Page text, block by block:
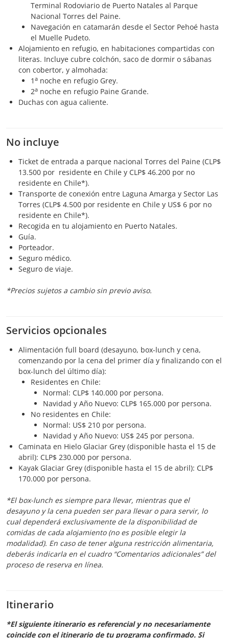
Terminal Rodoviario de Puerto Natales al Parque
Nacional Torres del Paine.
Navegación en catamarán desde el Sector Pehoé hasta
el Muelle Pudeto.
Alojamiento en refugio, en habitaciones compartidas con
literas. Incluye cubre colchón, saco de dormir o sábanas
con cobertor, y almohada:
1 a noche en refugio Grey.
2a noche en refugio Paine Grande.
Duchas con agua caliente.
No incluye
Ticket de entrada a parque nacional Torres del Paine (CLP$
13.500 por residente en Chile y CLP$ 46.200 por no
residente en Chile*).
Transporte de conexión entre Laguna Amarga y Sector Las
Torres (CLP$ 4.500 por residente en Chile y US$ 6 por no
residente en Chile*).
Recogida en tu alojamiento en Puerto Natales.
Guía.
Porteador.
Seguro médico.
Seguro de viaje.
*Precios sujetos a cambio sin previo aviso.
Servicios opcionales
Alimentación full board (desayuno, box-lunch y cena,
comenzando por la cena del primer día y finalizando con el
box-lunch del último día):
Residentes en Chile:
Normal: CLP$ 140.000 por persona.
Navidad y Año Nuevo: CLP$ 165.000 por persona.
No residentes en Chile:
Normal: US$ 210 por persona.
Navidad y Año Nuevo: US$ 245 por persona.
Caminata en Hielo Glaciar Grey (disponible hasta el 15 de
abril): CLP$ 230.000 por persona.
Kayak Glaciar Grey (disponible hasta el 15 de abril): CLP$
170.000 por persona.
*El box-lunch es siempre para llevar, mientras que el
desayuno y la cena pueden ser para llevar o para servir, lo
cual dependerá exclusivamente de la disponibilidad de
comidas de cada alojamiento (no es posible elegir la
modalidad). En caso de tener alguna restricción alimentaria,
deberás indicarla en el cuadro “Comentarios adicionales” del
proceso de reserva en línea.
Itinerario
*El siguiente itinerario es referencial y no necesariamente
coincide con el itinerario de tu programa confirmado. Si